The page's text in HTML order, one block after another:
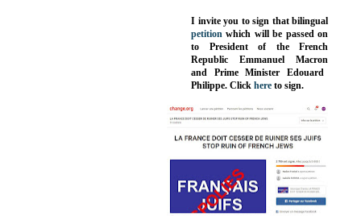
I invite you to sign that bilingual
petition which will be passed on
to President of the French
Republic Emmanuel Macron
and Prime Minister Edouard
Philippe. Click here to sign.